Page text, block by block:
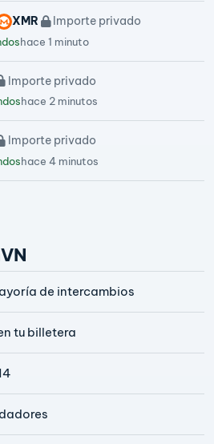
XMR Importe privado
hace 1 minuto
Importe privado
hace 2 minutos
Importe privado
hace 4 minutos
de intercambios
tu billetera